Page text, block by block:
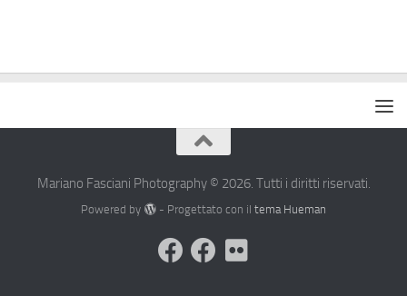
Mariano Fasciani Photography © 2026. Tutti i diritti riservati.
Powered by - Progettato con il tema Hueman